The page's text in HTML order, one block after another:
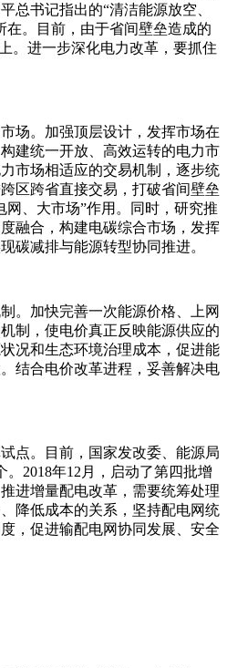
总书记指出的“清洁能源放空、
在。目前，由于省间壁垒造成的
。进一步深化电力改革，要抓住
场。加强顶层设计，发挥市场在
建统一开放、高效运转的电力市
市场相适应的交易机制，逐步统
区跨省直接交易，打破省间壁垒
网、大市场”作用。同时，研究推
融合，构建电碳综合市场，发挥
碳减排与能源转型协同推进。
。加快完善一次能源价格、上网
制，使电价真正反映能源供应的
况和生态环境治理成本，促进能
结合电价改革进程，妥善解决电
点。目前，国家发改委、能源局
。2018年12月，启动了第四批增
进增量配电改革，需要统筹处理
降低成本的关系，坚持配电网统
，促进输配电网协同发展、安全